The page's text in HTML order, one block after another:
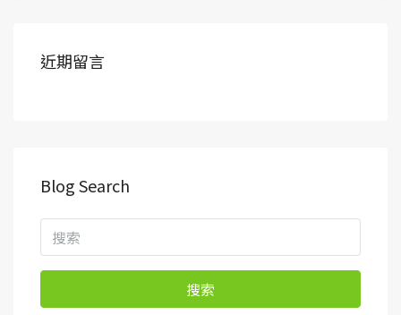
近期留言
Blog Search
搜索